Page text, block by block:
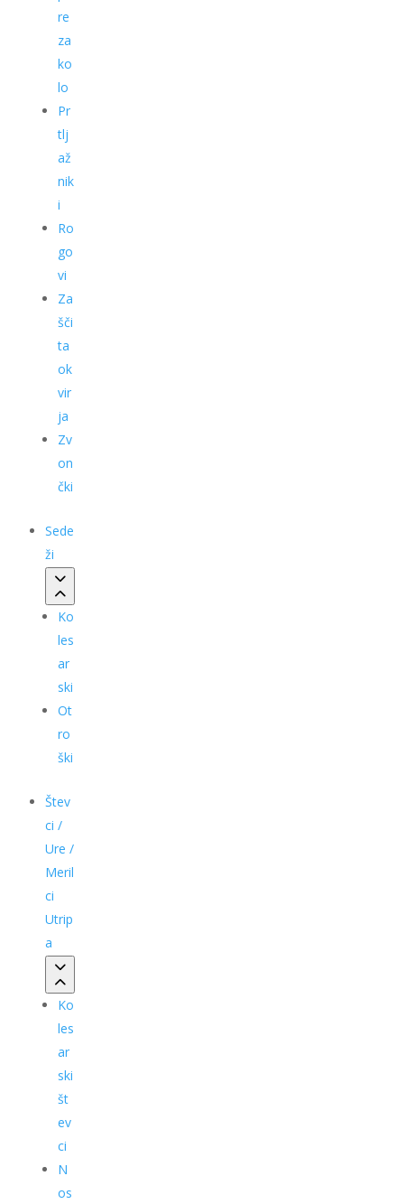
re
za
ko
lo
Pr
tlj
až
nik
i
Ro
go
vi
Za
šči
ta
ok
vir
ja
Zv
on
čki
Sede
ži
Ko
les
ar
ski
Ot
ro
ški
Štev
ci /
Ure /
Meril
ci
Utrip
a
Ko
les
ar
ski
št
ev
ci
N
os